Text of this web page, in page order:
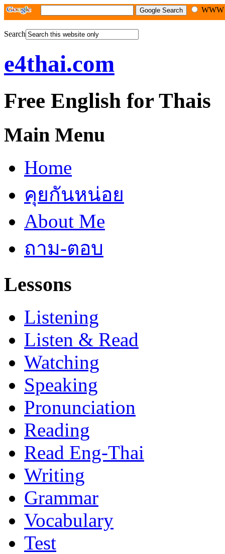
Search
e4thai.com
Free English for Thais
Main Menu
Home
คุยกันหน่อย
About Me
ถาม-ตอบ
Lessons
Listening
Listen & Read
Watching
Speaking
Pronunciation
Reading
Read Eng-Thai
Writing
Grammar
Vocabulary
Test